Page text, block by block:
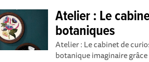
Atelier : Le
botaniques
Atelier : Le cabinet de
botanique imaginaire